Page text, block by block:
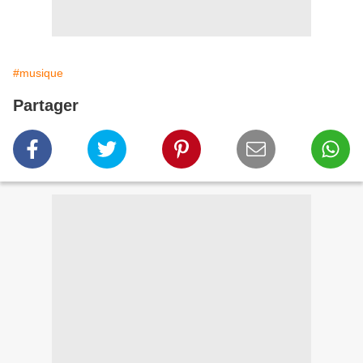
#musique
Partager